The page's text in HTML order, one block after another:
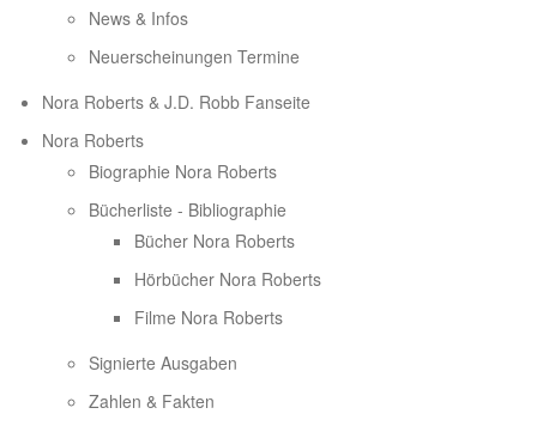
News & Infos
Neuerscheinungen Termine
Nora Roberts & J.D. Robb Fanseite
Nora Roberts
Biographie Nora Roberts
Bücherliste - Bibliographie
Bücher Nora Roberts
Hörbücher Nora Roberts
Filme Nora Roberts
Signierte Ausgaben
Zahlen & Fakten